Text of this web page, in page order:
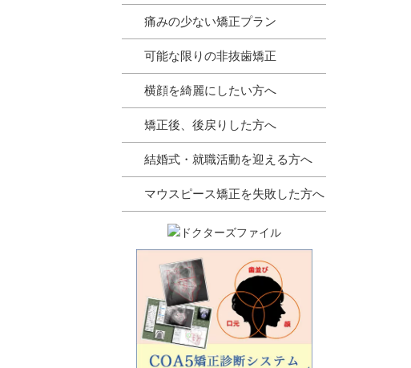
痛みの少ない矯正プラン
可能な限りの非抜歯矯正
横顔を綺麗にしたい方へ
矯正後、後戻りした方へ
結婚式・就職活動を迎える方へ
マウスピース矯正を失敗した方へ